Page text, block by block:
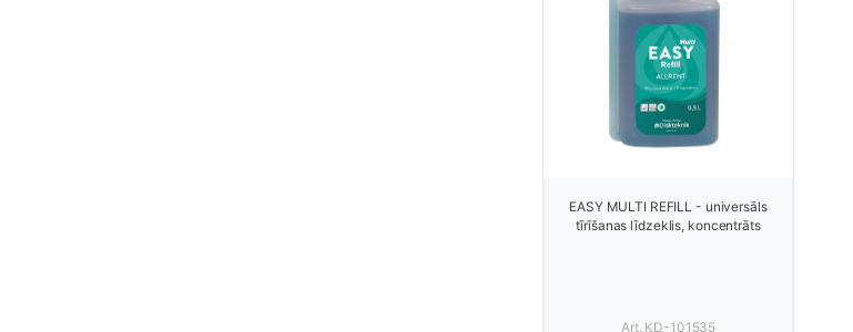
EASY MULTI REFILL - universāls
tīrīšanas līdzeklis, koncentrāts
Art. KD-101535